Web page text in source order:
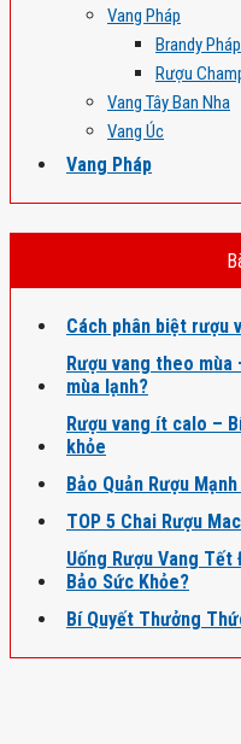
Vang Pháp
Brandy Pháp
Rượu
Vang Tây Ban Nha
Vang Úc
Vang Pháp
Cách phân biệt rượu
Rượu vang theo
mùa lạnh?
Rượu vang ít calo –
khỏe
Bảo Quản Rượu
TOP 5 Chai Rượu
Uống Rượu Vang
Bảo Sức Khỏe?
Bí Quyết Thưởng